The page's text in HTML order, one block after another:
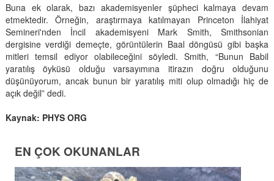
Buna ek olarak, bazı akademisyenler şüpheci kalmaya devam
etmektedir. Örneğin, araştırmaya katılmayan Princeton İlahiyat
Semineri'nden İncil akademisyeni Mark Smith, Smithsonian
dergisine verdiği demeçte, görüntülerin Baal döngüsü gibi başka
mitleri temsil ediyor olabileceğini söyledi. Smith, “Bunun Babil
yaratılış öyküsü olduğu varsayımına itirazın doğru olduğunu
düşünüyorum, ancak bunun bir yaratılış miti olup olmadığı hiç de
açık değil” dedi.
Kaynak: PHYS ORG
EN ÇOK OKUNANLAR